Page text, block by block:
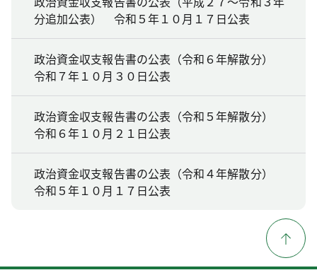
分追加公表） 令和５年１０月１７日公表
政治資金収支報告書の公表（令和６年解散分）
令和７年１０月３０日公表
政治資金収支報告書の公表（令和５年解散分）
令和６年１０月２１日公表
政治資金収支報告書の公表（令和４年解散分）
令和５年１０月１７日公表